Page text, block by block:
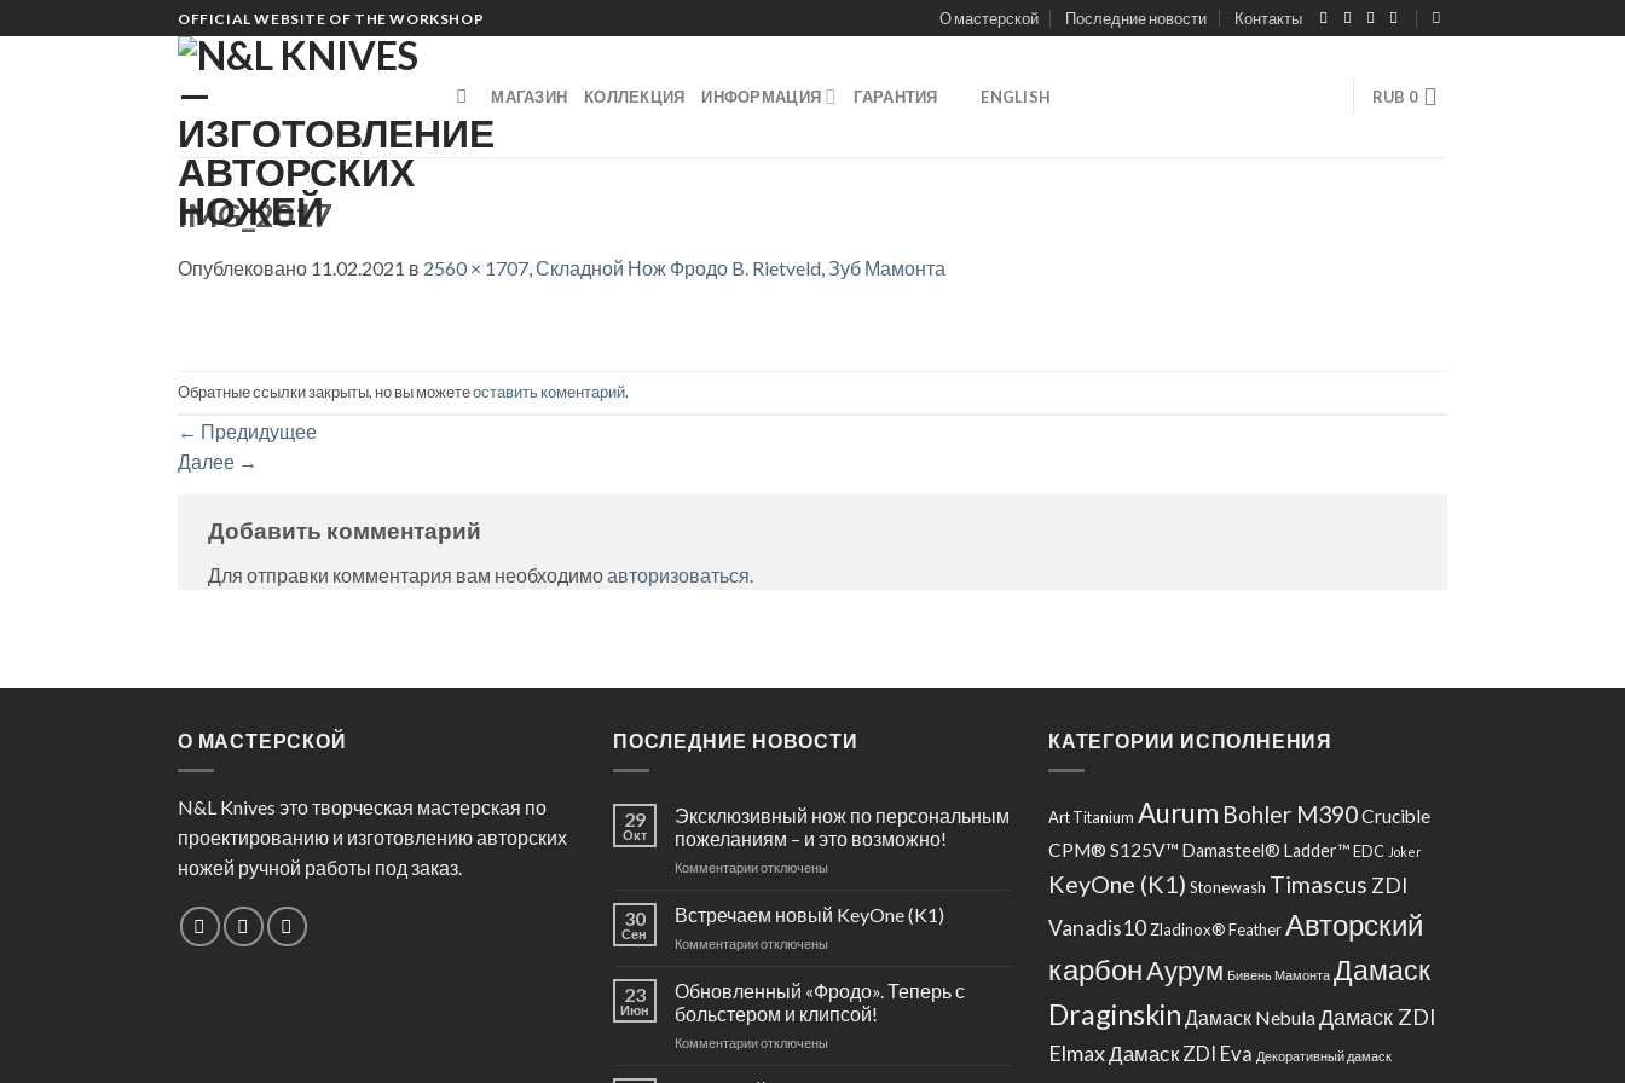
to
OFFICIAL WEBSITE OF THE WORKSHOP О мастерской Последние новости Контакты
МАГАЗИН КОЛЛЕКЦИЯ ИНФОРМАЦИЯ ГАРАНТИЯ ENGLISH RUB 0
IMG_2017
Опублековано 11.02.2021 в 2560 × 1707 Складной Нож Фродо B. Rietveld, Зуб Мамонта
Обратные ссылки закрыты, но вы можетеоставить коментарий.
← Предидущее
Далее →
Добавить комментарий
Для отправки комментария вам необходимоавторизоваться.
О МАСТЕРСКОЙ
N&L Knives это творческая мастерская по
проектированию и изготовлению авторских
ножей ручной работы под заказ.
ПОСЛЕДНИЕ НОВОСТИ
29
Окт
Эксклюзивный нож по персональным
пожеланиям – и это возможно!
Комментариик
Эксклюзивный
нож
по
пожеланиям
–
это
отключены
30
Сен
Встречаем новый KeyOne (K1)
Комментариик
Встречаем
новый
KeyOne
(K1)
отключены
23
Июн
Обновленный «Фродо». Теперь с
больстером и клипсой!
Комментариикотключены
КАТЕГОРИИ ИСПОЛНЕНИЯ
Art Titanium Aurum Bohler M390Crucible
CPM® S125V™ Damasteel® Ladder™EDC Joker
KeyOne (K1) Stonewash Timascus ZDI
Vanadis10 Zladinox® Feather Авторский
карбонАурум Бивень Мамонта Дамаск
Draginskin Дамаск NebulaДамаск ZDI
ElmaxДамаск ZDI Eva Декоративный дамаск